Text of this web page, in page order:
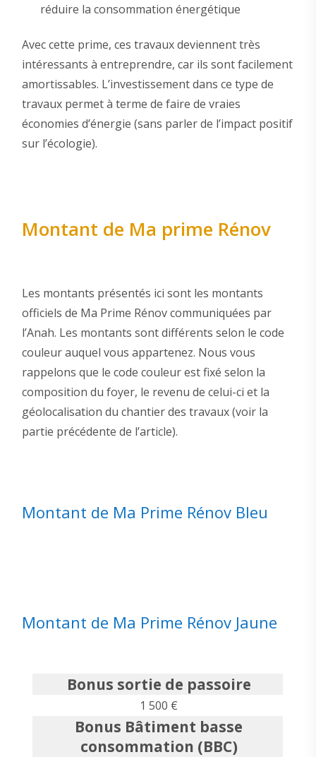
réduire la consommation énergétique
Avec cette prime, ces travaux deviennent très
intéressants à entreprendre, car ils sont facilement
amortissables. L’investissement dans ce type de
travaux permet à terme de faire de vraies
économies d’énergie (sans parler de l’impact positif
sur l’écologie).
Montant de Ma prime Rénov
Les montants présentés ici sont les montants
officiels de Ma Prime Rénov communiquées par
l’Anah. Les montants sont différents selon le code
couleur auquel vous appartenez. Nous vous
rappelons que le code couleur est fixé selon la
composition du foyer, le revenu de celui-ci et la
géolocalisation du chantier des travaux (voir la
partie précédente de l’article).
Montant de Ma Prime Rénov Bleu
Montant de Ma Prime Rénov Jaune
Bonus sortie de passoire
1 500 €
Bonus Bâtiment basse
consommation (BBC)